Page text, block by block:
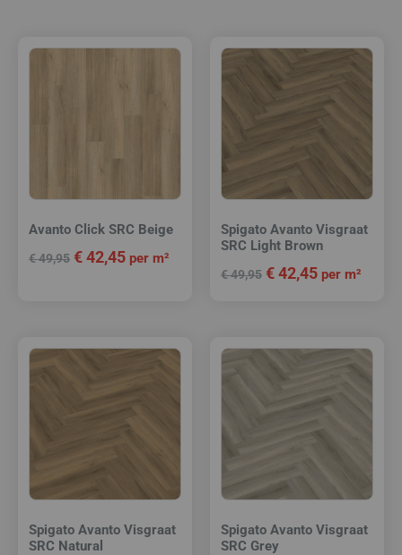
Avanto Click SRC Beige
€49,95 €42,45 per m²
Spigato Avanto Visgraat
SRC Light Brown
€49,95 €42,45 per m²
Spigato Avanto Visgraat
SRC Natural
Spigato Avanto Visgraat
SRC Grey